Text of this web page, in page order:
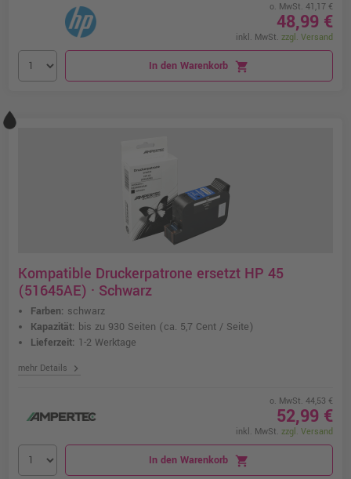
o. MwSt. 41,17 €
48,99 €
inkl. MwSt. zzgl. Versand
In den Warenkorb shopping_cart
Kompatible Druckerpatrone ersetzt HP 45
(51645AE) · Schwarz
Farben: schwarz
Kapazität: bis zu 930 Seiten (ca. 5,7 Cent / Seite)
Lieferzeit: 1-2 Werktage
mehr Details chevron_right
o. MwSt. 44,53 €
52,99 €
inkl. MwSt. zzgl. Versand
In den Warenkorb shopping_cart